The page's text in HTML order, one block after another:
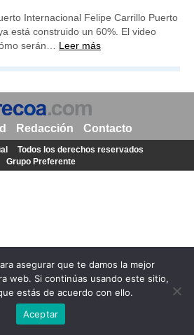
Internacional Felipe Carrillo Puerto
está construido un 60%. El video
serán… Leer más
asegurar que te damos la mejor
web. Si continúas usando este sitio,
estás de acuerdo con ello.
Aceptar
Redacción Contacto
Todos los derechos reservados
Grupo Preferente